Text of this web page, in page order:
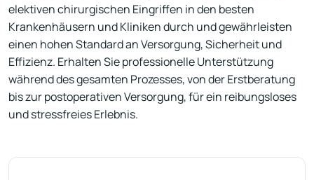
elektiven chirurgischen Eingriffen in den besten
Krankenhäusern und Kliniken durch und gewährleisten
einen hohen Standard an Versorgung, Sicherheit und
Effizienz. Erhalten Sie professionelle Unterstützung
während des gesamten Prozesses, von der Erstberatung
bis zur postoperativen Versorgung, für ein reibungsloses
und stressfreies Erlebnis.